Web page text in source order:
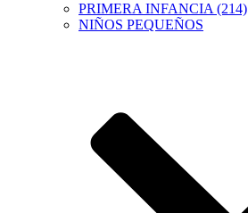
PRIMERA INFANCIA (214)
NIÑOS PEQUEÑOS